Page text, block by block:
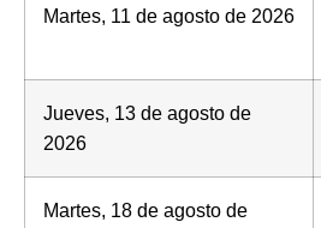
Martes, 11 de agosto de 2026
Jueves, 13 de agosto de
2026
Martes, 18 de agosto de